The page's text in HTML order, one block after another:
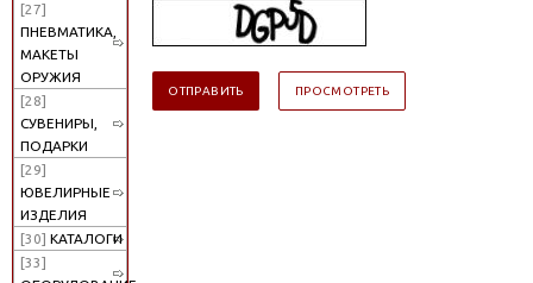
[27]
ПНЕВМАТИКА,
МАКЕТЫ
ОРУЖИЯ
[28]
СУВЕНИРЫ,
ПОДАРКИ
[29]
ЮВЕЛИРНЫЕ
ИЗДЕЛИЯ
[30] КАТАЛОГИ
[33]